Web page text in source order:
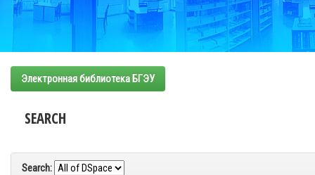
Электронная библиотека БГЭУ
SEARCH
Search: